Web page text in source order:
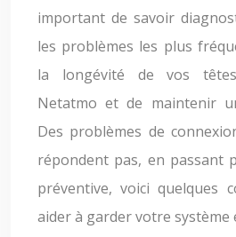
important de savoir
les problèmes les plus
la longévité de vos têtes
Netatmo et de maintenir
Des problèmes de
répondent pas, en passant
préventive, voici quelques
aider à garder votre système